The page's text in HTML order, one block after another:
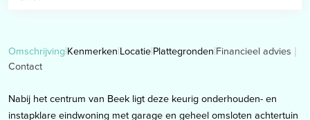
OmschrijvingKenmerken LocatiePlattegronden Financieel advies
Contact
Nabij het centrum van Beek ligt deze keurig onderhouden- en
instapklare eindwoning met garage en geheel omsloten achtertuin